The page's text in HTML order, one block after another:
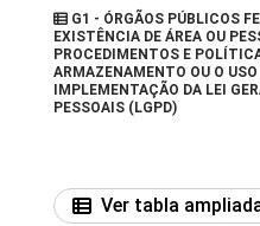
G1 - ÓRGÃOS PÚBLICOS
EXISTÊNCIA DE ÁREA OU
PROCEDIMENTOS E
ARMAZENAMENTO OU O
IMPLEMENTAÇÃO DA LEI
PESSOAIS (LGPD)
Ver tabla